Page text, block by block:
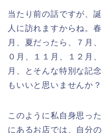
当たり前の話ですが、
人に訪れますからね。
月、夏だったら、７月
０月、１１月、１２月
月、とそんな特別な記
もいいと思いませんか？
このように私自身思っ
にあるお店では、自分